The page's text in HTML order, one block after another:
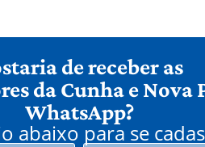
de receber as
da Cunha e Nova
WhatsApp?
abaixo para se